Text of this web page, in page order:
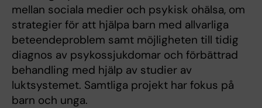
mellan sociala medier och psykisk ohälsa, om
strategier för att hjälpa barn med allvarliga
beteendeproblem samt möjligheten till tidig
diagnos av psykossjukdomar och förbättrad
behandling med hjälp av studier av
luktsystemet. Samtliga projekt har fokus på
barn och unga.